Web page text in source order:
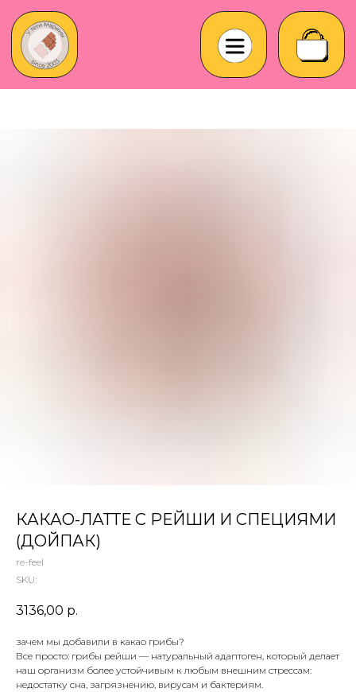
КАКАО-ЛАТТЕ С РЕЙШИ И СПЕЦИЯМИ
(ДОЙПАК)
re-feel
SKU:
3136,00 р.
зачем мы добавили в какао грибы?
Все просто: грибы рейши — натуральный адаптоген, который делает
наш организм более устойчивым к любым внешним стрессам:
недостатку сна, загрязнению, вирусам и бактериям.